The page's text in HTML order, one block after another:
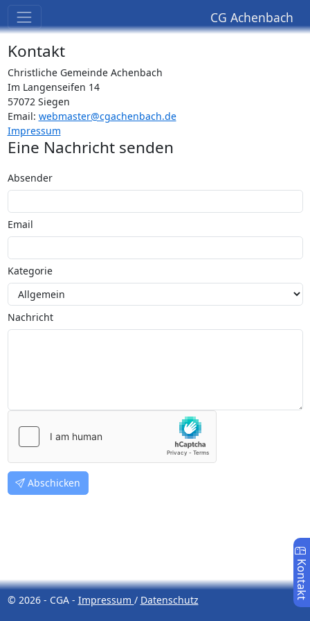
CG Achenbach
Kontakt
Christliche Gemeinde Achenbach
Im Langenseifen 14
57072 Siegen
Email: webmaster@cgachenbach.de
Impressum
Eine Nachricht senden
Absender
Email
Kategorie
Nachricht
Abschicken
Kontakt
© 2026 - CGA - Impressum / Datenschutz